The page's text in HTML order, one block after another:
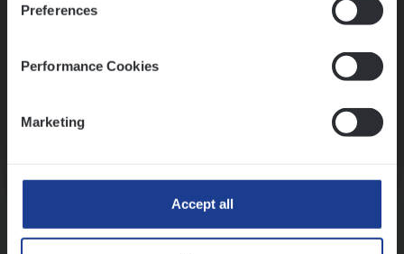
Preferences
Performance Cookies
Marketing
Accept all